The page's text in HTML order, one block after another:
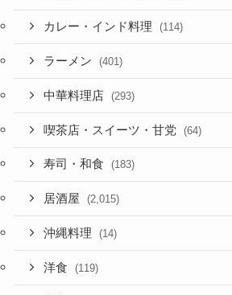
カレー・インド料理 (114)
ラーメン (401)
中華料理店 (293)
喫茶店・スイーツ・甘党 (64)
寿司・和食 (183)
居酒屋 (2,015)
沖縄料理 (14)
洋食 (119)